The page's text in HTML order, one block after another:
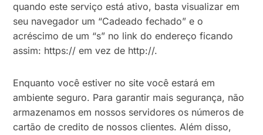
quando este serviço está ativo, basta visualizar em
seu navegador um “Cadeado fechado” e o
acréscimo de um “s” no link do endereço ficando
assim: https:// em vez de http://.
Enquanto você estiver no site você estará em
ambiente seguro. Para garantir mais segurança, não
armazenamos em nossos servidores os números de
cartão de credito de nossos clientes. Além disso,